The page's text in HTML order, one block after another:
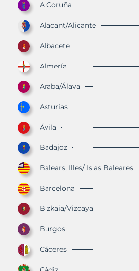
A Coruña
Alacant/Alicante
Albacete
Almería
Araba/Álava
Asturias
Ávila
Badajoz
Balears, Illes/ Islas Baleares
Barcelona
Bizkaia/Vizcaya
Burgos
Cáceres